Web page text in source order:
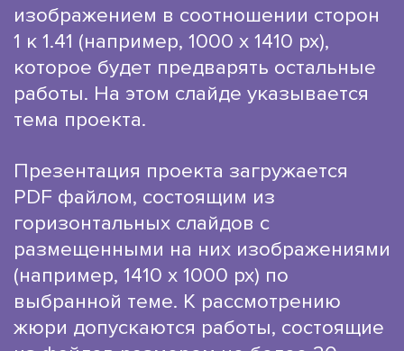
изображением в соотношении сторон
1 к 1.41 (например, 1000 х 1410 рх),
которое будет предварять остальные
работы. На этом слайде указывается
тема проекта.
Презентация проекта загружается
PDF файлом, состоящим из
горизонтальных слайдов с
размещенными на них изображениями
(например, 1410 х 1000 рх) по
выбранной теме. К рассмотрению
жюри допускаются работы, состоящие